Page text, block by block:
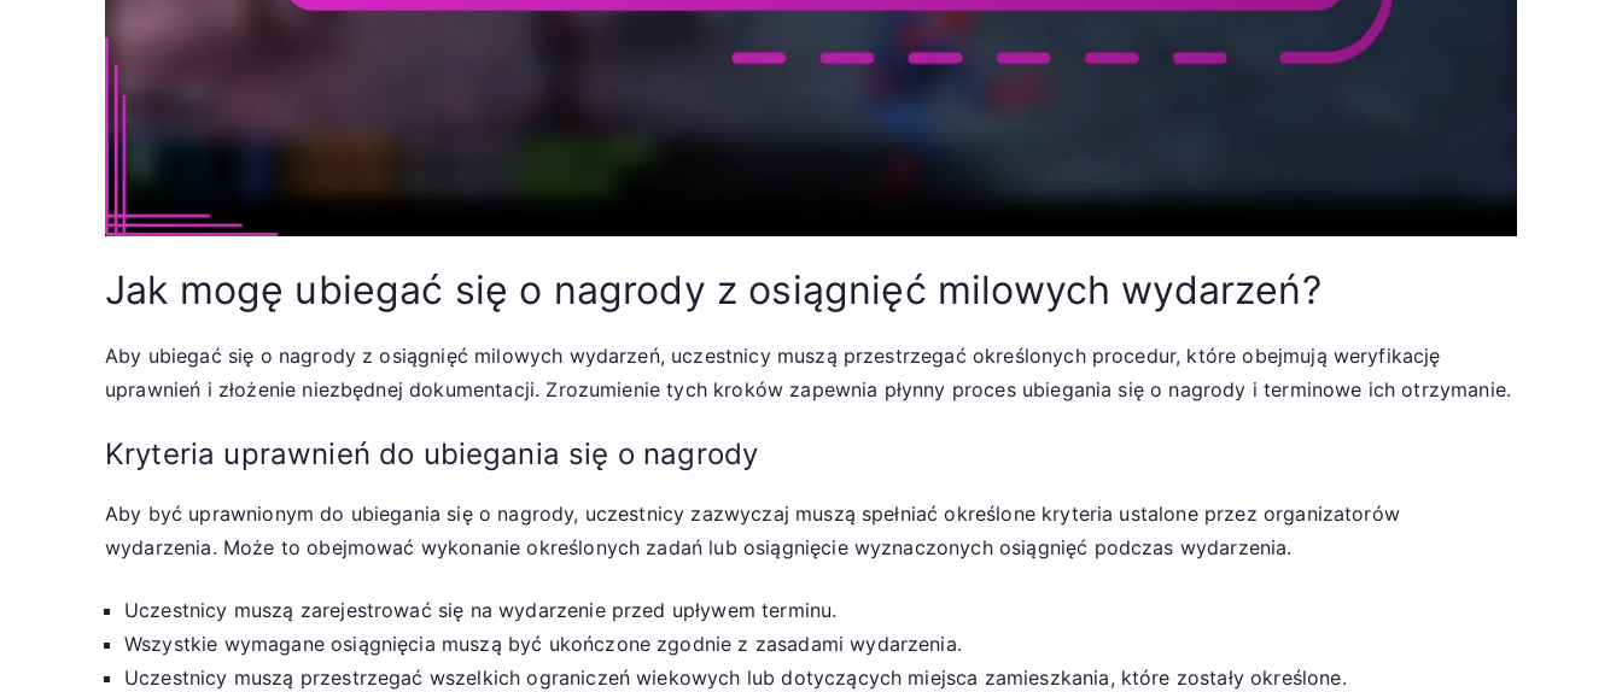
Jak mogę ubiegać się o nagrody z osiągnięć milowych wydarzeń?
Aby ubiegać się o nagrody z osiągnięć milowych wydarzeń, uczestnicy muszą przestrzegać określonych procedur, które obejmują weryfikację
uprawnień i złożenie niezbędnej dokumentacji. Zrozumienie tych kroków zapewnia płynny proces ubiegania się o nagrody i terminowe ich otrzymanie.
Kryteria uprawnień do ubiegania się o nagrody
Aby być uprawnionym do ubiegania się o nagrody, uczestnicy zazwyczaj muszą spełniać określone kryteria ustalone przez organizatorów
wydarzenia. Może to obejmować wykonanie określonych zadań lub osiągnięcie wyznaczonych osiągnięć podczas wydarzenia.
Uczestnicy muszą zarejestrować się na wydarzenie przed upływem terminu.
Wszystkie wymagane osiągnięcia muszą być ukończone zgodnie z zasadami wydarzenia.
Uczestnicy muszą przestrzegać wszelkich ograniczeń wiekowych lub dotyczących miejsca zamieszkania, które zostały określone.